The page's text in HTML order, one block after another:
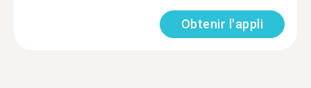
Obtenir l'appli